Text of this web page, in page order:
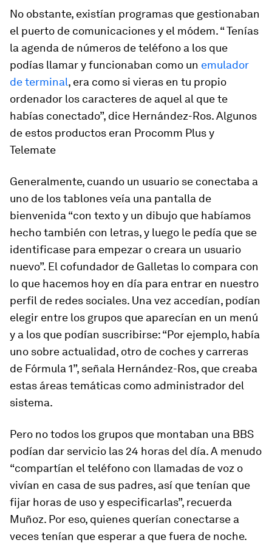
No obstante, existían programas que gestionaban
el puerto de comunicaciones y el módem. “ Tenías
la agenda de números de teléfono a los que
podías llamar y funcionaban como un emulador
de terminal, era como si vieras en tu propio
ordenador los caracteres de aquel al que te
habías conectado”, dice Hernández-Ros. Algunos
de estos productos eran Procomm Plus y
Telemate
Generalmente, cuando un usuario se conectaba a
uno de los tablones veía una pantalla de
bienvenida “con texto y un dibujo que habíamos
hecho también con letras, y luego le pedía que se
identificase para empezar o creara un usuario
nuevo”. El cofundador de Galletas lo compara con
lo que hacemos hoy en día para entrar en nuestro
perfil de redes sociales. Una vez accedían, podían
elegir entre los grupos que aparecían en un menú
y a los que podían suscribirse: “Por ejemplo, había
uno sobre actualidad, otro de coches y carreras
de Fórmula 1”, señala Hernández-Ros, que creaba
estas áreas temáticas como administrador del
sistema.
Pero no todos los grupos que montaban una BBS
podían dar servicio las 24 horas del día. A menudo
“compartían el teléfono con llamadas de voz o
vivían en casa de sus padres, así que tenían que
fijar horas de uso y especificarlas”, recuerda
Muñoz. Por eso, quienes querían conectarse a
veces tenían que esperar a que fuera de noche.